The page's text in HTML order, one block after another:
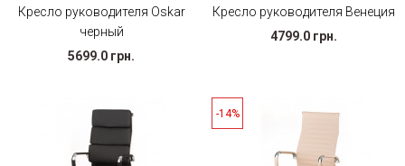
Кресло руководителя Oskar
черный
5699.0 грн.
Кресло руководителя Венеция
4799.0 грн.
-14%